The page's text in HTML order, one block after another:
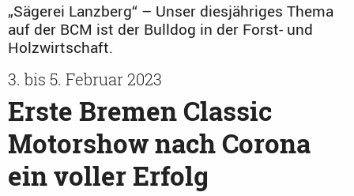
Premiere auf der BCM 2023: Der frisch
restauraurierte Club-Bulldog D7506 in Patina-
Look.
3. bis 5. Februar 2023
Erste Bremen Classic
Motorshow nach Corona
ein voller Erfolg